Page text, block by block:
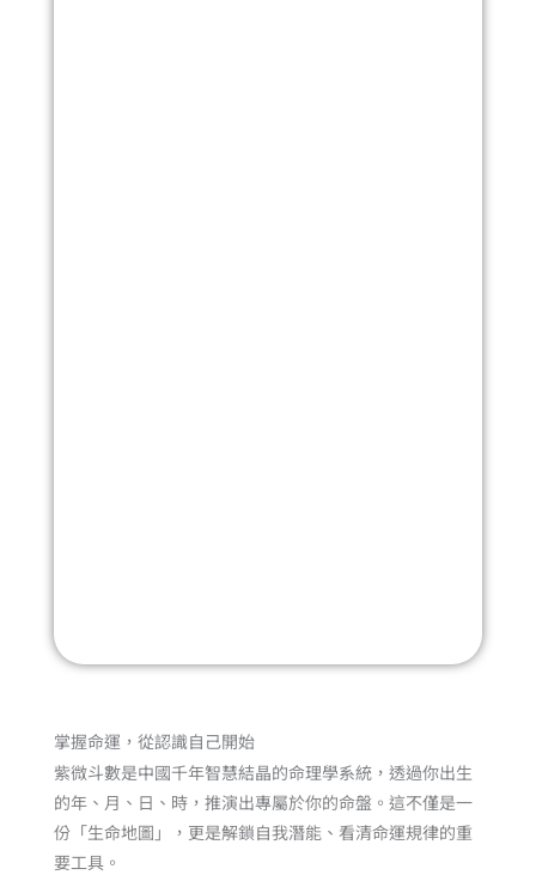
掌握命運，從認識自己開始
紫微斗數是中國千年智慧結晶的命理學系統，透過你出生
的年、月、日、時，推演出專屬於你的命盤。這不僅是一
份「生命地圖」，更是解鎖自我潛能、看清命運規律的重
要工具。